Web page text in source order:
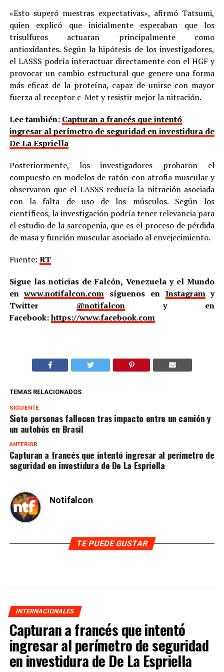
«Esto superó nuestras expectativas», afirmó Tatsumi,
quien explicó que inicialmente esperaban que los
trisulfuros actuaran principalmente como
antioxidantes. Según la hipótesis de los investigadores,
el LASSS podría interactuar directamente con el HGF y
provocar un cambio estructural que genere una forma
más eficaz de la proteína, capaz de unirse con mayor
fuerza al receptor c-Met y resistir mejor la nitración.
Lee también: Capturan a francés que intentó
ingresar al perímetro de seguridad en investidura de
De La Espriella
Posteriormente, los investigadores probaron el
compuesto en modelos de ratón con atrofia muscular y
observaron que el LASSS reducía la nitración asociada
con la falta de uso de los músculos. Según los
científicos, la investigación podría tener relevancia para
el estudio de la sarcopenia, que es el proceso de pérdida
de masa y función muscular asociado al envejecimiento.
Fuente: RT
Sigue las noticias de Falcón, Venezuela y el Mundo
enwww.notifalcon.com síguenos en Instagramy
Twitter @notifalcony en
Facebook:https://www.facebook.com
TEMAS RELACIONADOS
SIGUIENTE
Siete personas fallecen tras impacto entre un camión y
un autobús en Brasil
ANTERIOR
Capturan a francés que intentó ingresar al perímetro de
seguridad en investidura de De La Espriella
Notifalcon
TE PUEDE GUSTAR
INTERNACIONALES
Capturan a francés que intentó
ingresar al perímetro de seguridad
en investidura de De La Espriella